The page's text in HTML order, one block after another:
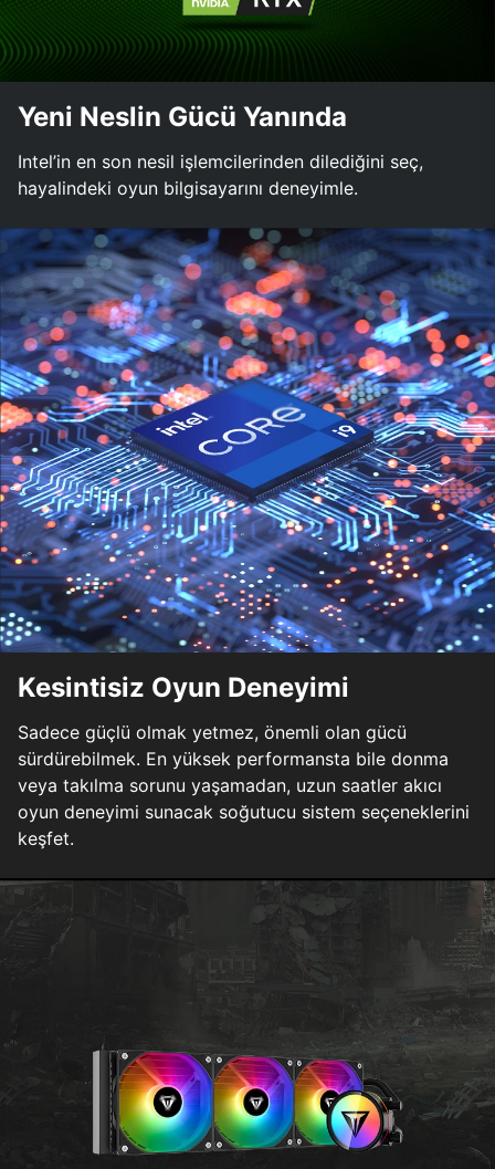
Yeni Neslin Gücü Yanında
Intel’in en son nesil işlemcilerinden dilediğini seç,
hayalindeki oyun bilgisayarını deneyimle.
Kesintisiz Oyun Deneyimi
Sadece güçlü olmak yetmez, önemli olan gücü
sürdürebilmek. En yüksek performansta bile donma
veya takılma sorunu yaşamadan, uzun saatler akıcı
oyun deneyimi sunacak soğutucu sistem seçeneklerini
keşfet.